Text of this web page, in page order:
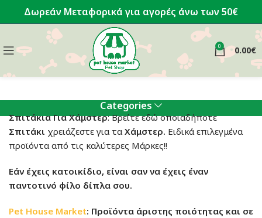
Δωρεάν Μεταφορικά για αγορές άνω των 50€
0 0.00€
Categories
Σπιτάκια Για Χάμστερ: Βρείτε εδώ οποιαδήποτε
Σπιτάκι χρειάζεστε για τα Χάμστερ. Ειδικά επιλεγμένα
προϊόντα από τις καλύτερες Μάρκες!!
Εάν έχεις κατοικίδιο, είναι σαν να έχεις έναν
παντοτινό φίλο δίπλα σου.
Pet House Market: Προϊόντα άριστης ποιότητας και σε